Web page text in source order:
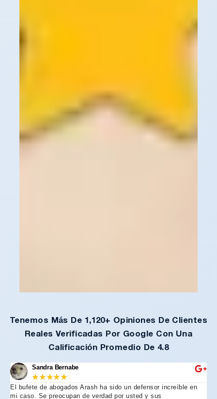
Tenemos Más De 1,120+ Opiniones De Clientes
Reales Verificadas Por Google Con Una
Calificación Promedio De 4.8
Sandra Bernabe
★★★★★
El bufete de abogados Arash ha sido un defensor increíble en
mi caso. Se preocupan de verdad por usted y sus